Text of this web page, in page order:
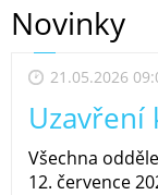
Novinky
21.05.2026
Uzavření
Všechna
12. července